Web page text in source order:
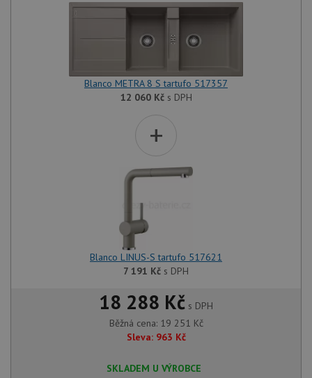
Blanco METRA 8 S tartufo 517357
12 060 Kčs DPH
+
Blanco LINUS-S tartufo 517621
7 191 Kč s DPH
18 288 Kč s DPH
Běžná cena: 19 251 Kč
Sleva: 963 Kč
SKLADEM U VÝROBCE